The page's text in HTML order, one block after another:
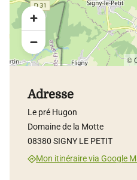
©
Adresse
Le pré Hugon
Domaine de la Motte
08380 SIGNY LE PETIT
Mon itinéraire via Google